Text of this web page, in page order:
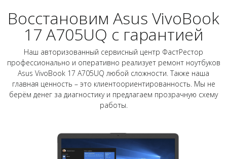
Восстановим Asus VivoBook
17 A705UQ с гарантией
Наш авторизованный сервисный центр ФастРестор
профессионально и оперативно реализует ремонт ноутбуков
Asus VivoBook 17 A705UQ любой сложности. Также наша
главная ценность – это клиентоориентированность. Мы не
берём денег за диагностику и предлагаем прозрачную схему
работы.